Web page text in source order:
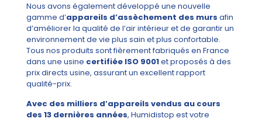
Nous avons également développé une nouvelle
gamme d’appareils d’assèchement des murs afin
d’améliorer la qualité de l’air intérieur et de garantir un
environnement de vie plus sain et plus confortable.
Tous nos produits sont fièrement fabriqués en France
dans une usine certifiée ISO 9001et proposés à des
prix directs usine, assurant un excellent rapport
qualité-prix.
Avec des milliers d’appareils vendus au cours
des 13 dernières années, Humidistop est votre